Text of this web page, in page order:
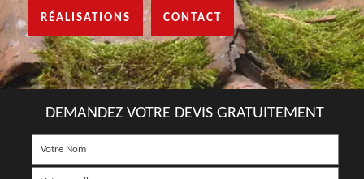
RÉALISATIONS CONTACT
DEMANDEZ VOTRE DEVIS GRATUITEMENT